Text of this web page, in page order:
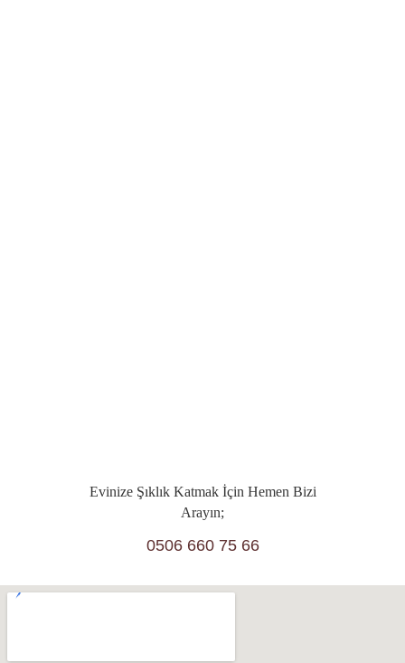
Evinize Şıklık Katmak İçin Hemen Bizi
Arayın;
0506 660 75 66